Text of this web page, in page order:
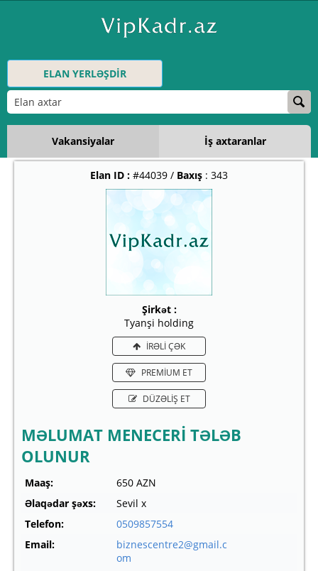
ELAN YERLƏŞDİR
Vakansiyalar İş axtaranlar
Elan ID : #44039 / Baxış : 343
Şirkət :
Tyanşi holding
İRƏLİ ÇƏK
PREMİUM ET
DÜZƏLİŞ ET
MƏLUMAT MENECERİ TƏLƏB
OLUNUR
Maaş:
650 AZN
Əlaqədar şəxs:
Sevil x
Telefon:
0509857554
Email:
biznescentre2@gmail.c
om